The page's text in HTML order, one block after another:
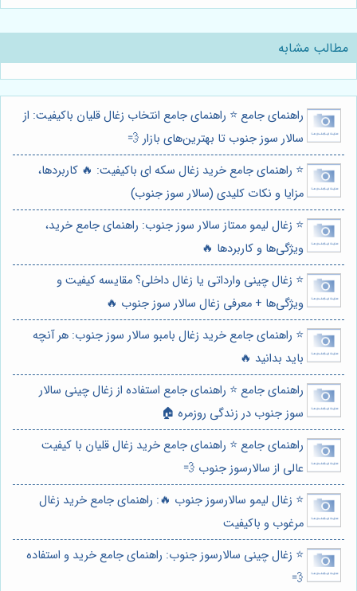
مطالب مشابه
راهنمای جامع ⭐️ راهنمای جامع انتخاب زغال قلیان باکیفیت: از
سالار سوز جنوب تا بهترین‌های بازار 💨
⭐️ راهنمای جامع خرید زغال سکه ای باکیفیت: 🔥 کاربردها،
مزایا و نکات کلیدی (سالار سوز جنوب)
⭐️ زغال لیمو ممتاز سالار سوز جنوب: راهنمای جامع خرید،
ویژگی‌ها و کاربردها 🔥
⭐️ زغال چینی وارداتی یا زغال داخلی؟ مقایسه کیفیت و
ویژگی‌ها + معرفی زغال سالار سوز جنوب 🔥
⭐️ راهنمای جامع خرید زغال بامبو سالار سوز جنوب: هر آنچه
باید بدانید 🔥
راهنمای جامع ⭐️ راهنمای جامع استفاده از زغال چینی سالار
سوز جنوب در زندگی روزمره 🏠
راهنمای جامع ⭐️ راهنمای جامع خرید زغال قلیان با کیفیت
عالی از سالارسوز جنوب 💨
⭐️ زغال لیمو سالارسوز جنوب 🔥: راهنمای جامع خرید زغال
مرغوب و باکیفیت
⭐️ زغال چینی سالارسوز جنوب: راهنمای جامع خرید و استفاده
💨